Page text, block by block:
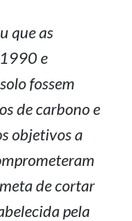
que as
e
fossem
de carbono e
objetivos a
de cortar
pela